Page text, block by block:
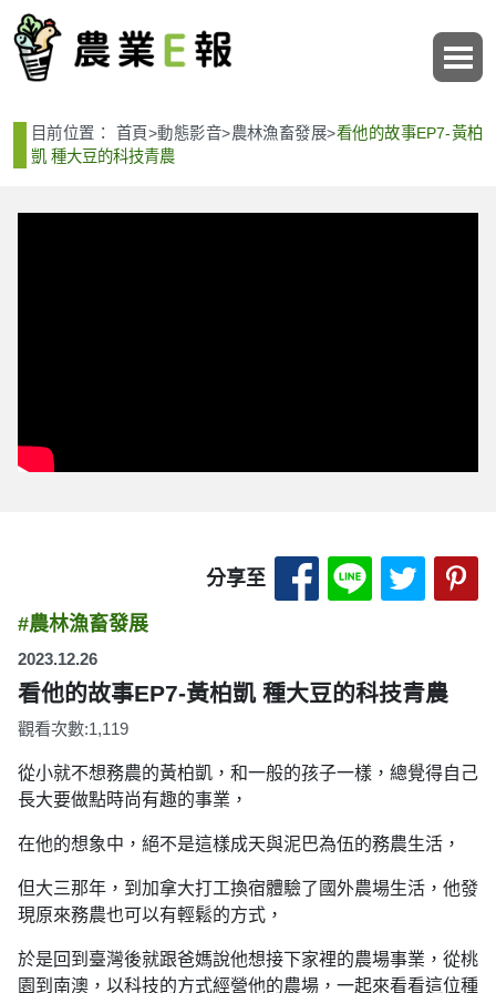
目前位置： 首頁>動態影音>農林漁畜發展>看他的故事EP7-黃柏
凱 種大豆的科技青農
分享至 分享至 Facebook-
分享至分享
#農林漁畜發展
2023.12.26
看他的故事EP7-黃柏凱 種大豆的科技青農
觀看次數:1,119
從小就不想務農的黃柏凱，和一般的孩子一樣，總覺得自己
長大要做點時尚有趣的事業，
在他的想象中，絕不是這樣成天與泥巴為伍的務農生活，
但大三那年，到加拿大打工換宿體驗了國外農場生活，他發
現原來務農也可以有輕鬆的方式，
於是回到臺灣後就跟爸媽說他想接下家裡的農場事業，從桃
園到南澳，以科技的方式經營他的農場，一起來看看這位種